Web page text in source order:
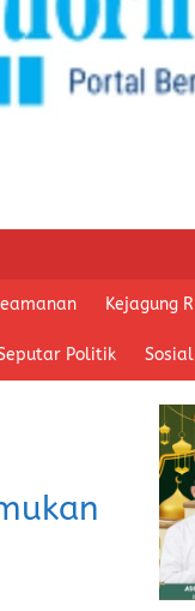
Kejagung RI
Politik Sosial